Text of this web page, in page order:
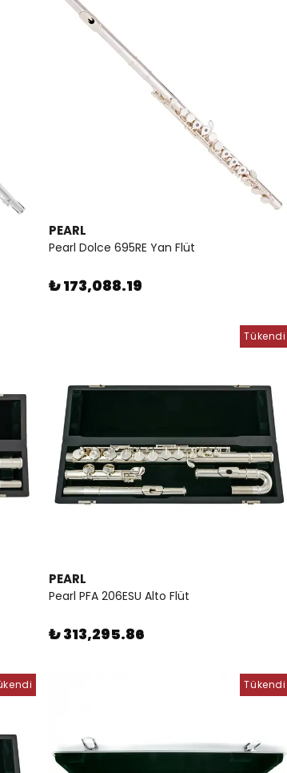
PEARL
Pearl Dolce 695RE Yan Flüt
₺ 173,088.19
Tükendi
PEARL
Pearl PFA 206ESU Alto Flüt
₺ 313,295.86
Tükendi